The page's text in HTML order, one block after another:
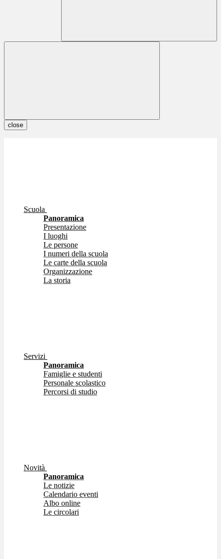
close
Scuola
Panoramica
Presentazione
I luoghi
Le persone
I numeri della scuola
Le carte della scuola
Organizzazione
La storia
Servizi
Panoramica
Famiglie e studenti
Personale scolastico
Percorsi di studio
Novità
Panoramica
Le notizie
Calendario eventi
Albo online
Le circolari